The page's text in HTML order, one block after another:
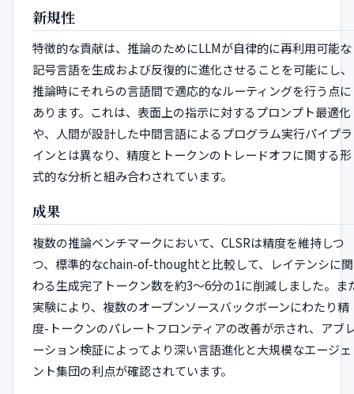
新規性
特徴的な貢献は、推論のためにLLMが自律的に再利用可能な
記号言語を生成および反復的に進化させることを可能にし、
推論時にそれらの言語間で適応的なルーティングを行う点に
あります。これは、表面上の指示に対するプロンプト最適化
や、人間が設計した中間言語によるプログラム実行パイプラ
インとは異なり、精度とトークンのトレードオフに関する形
式的な分析と組み合わされています。
成果
複数の推論ベンチマークにおいて、CLSRは精度を維持しつ
つ、標準的なchain-of-thoughtと比較して、レイテンシに関
わる生成完了トークン数を約3〜6分の1に削減しました。ま
実験により、複数のオープンソースバックボーンにわたり精
度-トークンのパレートフロンティアの改善が示され、アブ
ーション検証によってより深い言語進化と大規模なエージェ
ント集団の利点が確認されています。